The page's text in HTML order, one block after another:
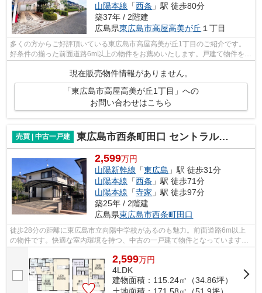
山陽本線 「西条 」駅 徒歩80分
築37年 / 2階建
広島県東広島市高屋高美が丘 １丁目
多くの方からご好評頂いている東広島市高屋高美が丘1丁目のご紹介です。
好条件の揃った前面道路6m以上の物件をお薦めいたします。戸建て物件をお
現在販売物件情報がありません。
「東広島市高屋高美が丘1丁目」への
お問い合わせはこちら
売買 | 中古一戸建 東広島市西条町田口 セントラルハイツ
2,599万円
山陽新幹線 「東広島 」駅 徒歩31分
山陽本線 「西条 」駅 徒歩71分
山陽本線 「寺家 」駅 徒歩97分
築25年 / 2階建
広島県東広島市西条町田口
徒歩28分の距離に東広島市立向陽中学校があるのも魅力。前面道路6m以上
の物件です。快適な室内環境を持つ、中古の一戸建て物件となっています。
東広島市内の不動産情報をより求めるの...
2,599万円
4LDK
建物面積：115.24㎡（34.86坪）